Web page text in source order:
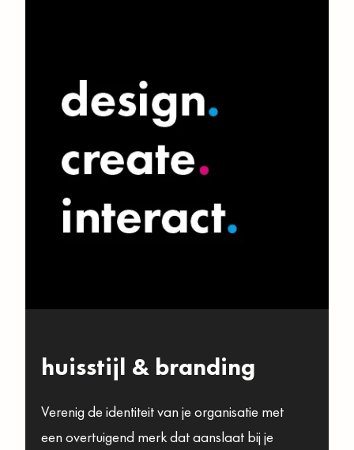
huisstijl & branding
Verenig de identiteit van je organisatie met
een overtuigend merk dat aanslaat bij je